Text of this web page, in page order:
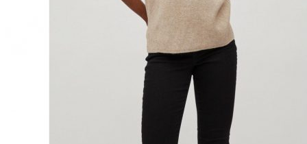
Lasten trikoo-ja collegehousut
Lasten farkut
Lasten shortsit
Lasten juhlahousut
Yöasut ja kylpytakit
Lasten yöpaidat
Lasten pyjamat
Vyöt, käsineet,pipot, ym
Sukat, sukkahousut, ym